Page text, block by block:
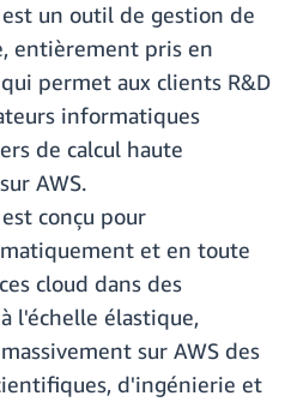
un outil de gestion de
entièrement pris en
permet aux clients R&D
informatiques
de calcul haute
AWS.
conçu pour
et en toute
cloud dans des
l'échelle élastique,
sur AWS des
d'ingénierie et